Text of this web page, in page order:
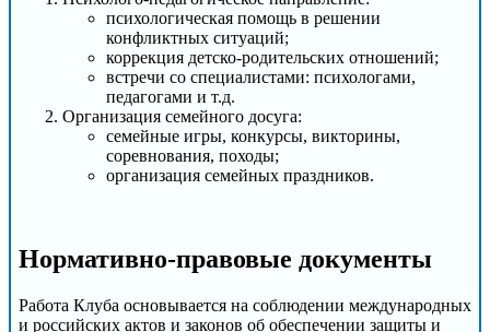
психологическая помощь в решении
конфликтных ситуаций;
коррекция детско-родительских отношений;
встречи со специалистами: психологами,
педагогами и т.д.
Организация семейного досуга:
семейные игры, конкурсы, викторины,
соревнования, походы;
организация семейных праздников.
Нормативно-правовые документы
Работа Клуба основывается на соблюдении международных
и российских актов и законов об обеспечении защиты и